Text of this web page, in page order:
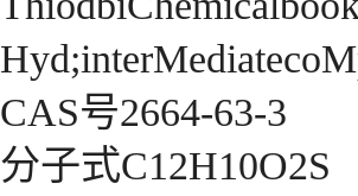
CAS号2664-63-3
分子式C12H10O2S